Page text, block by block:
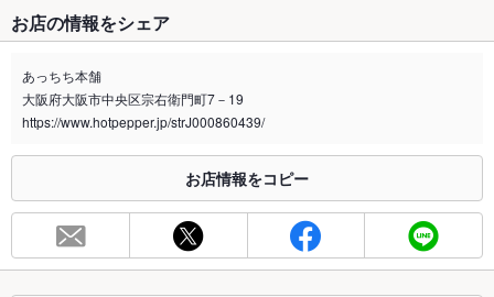
禁煙・喫煙 全席禁煙
喫煙専用室
※2020年4月1日～受動喫煙対策に関する法律が施行されています。正しい情報はお店へお問い
総席数 34席(カウンター12席、テーブル22席)
最大宴会収
34人
お店の情報をシェア
あっちち本舗
大阪府大阪市中央区宗右衛門町7－19
https://www.hotpepper.jp/strJ000860439/
お店情報をコピー